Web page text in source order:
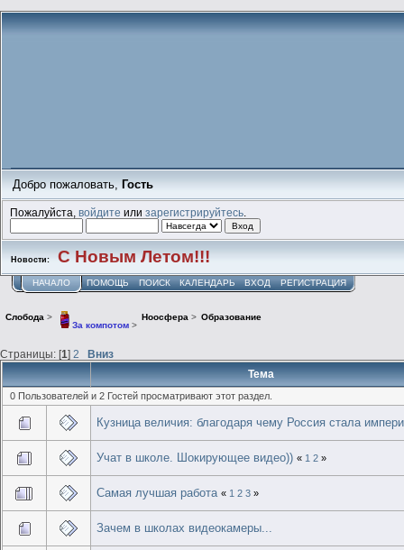
Добро пожаловать, Гость
Пожалуйста,войдите илизарегистрируйтесь
Новости: С Новым Летом!!!
НАЧАЛО ПОМОЩЬ ПОИСК КАЛЕНДАРЬ ВХОД РЕГИСТРАЦИЯ
Слобода >
За компотом>
Ноосфера > Образование
Страницы: [1] 2
Вниз
Тема
0 Пользователей и 2 Гостей просматривают этот раздел.
Кузница величия: благодаря чему Россия стала
Учат в школе. Шокирующее видео)) « 1 2 »
Самая лучшая работа « 1 2 3 »
Зачем в школах видеокамеры...